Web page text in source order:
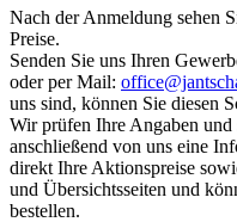
Nach der Anmeldung sehen
Preise.
Senden Sie uns Ihren
oder per Mail:
uns sind, können Sie diesen
Wir prüfen Ihre Angaben und
anschließend von uns eine
direkt Ihre Aktionspreise
und Übersichtsseiten und
bestellen.